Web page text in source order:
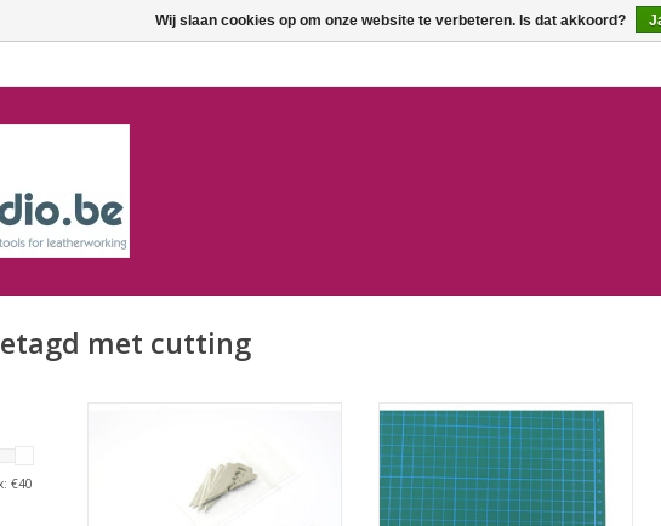
met cutting
€40
Snijmat
Wij slaan cookies op om onze website te verbeteren. Is dat akkoord?